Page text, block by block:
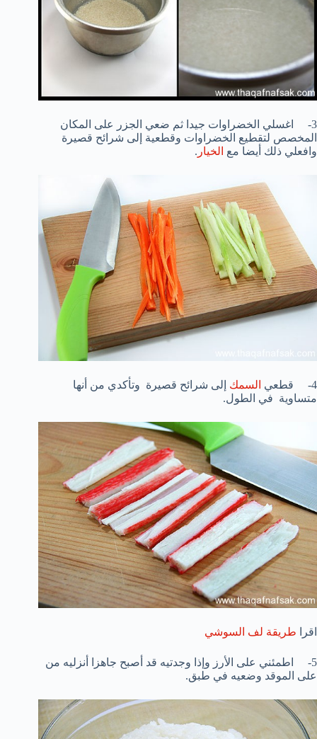
3- اغسلي الخضراوات جيدا ثم ضعي الجزر على المكان
المخصص لتقطيع الخضراوات وقطعية إلى شرائح قصيرة
وافعلي ذلك أيضا مع الخيار .
4- قطعي السمك إلى شرائح قصيرة وتأكدي من أنها
متساوية في الطول.
اقرا طريقة لف السوشي
5- اطمئني على الأرز وإذا وجدتيه قد أصبح جاهزا أنزليه من
على الموقد وضعيه في طبق.